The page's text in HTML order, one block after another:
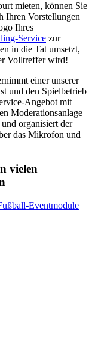
mieten, können Sie
Ihren Vorstellungen
Ihres
Service zur
in die Tat umsetzt,
Volltreffer wird!
einer unserer
und den Spielbetrieb
Angebot mit
Moderationsanlage
organisiert der
das Mikrofon und
vielen
Eventmodule